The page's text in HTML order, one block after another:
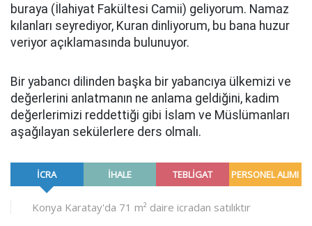
buraya (İlahiyat Fakültesi Camii) geliyorum. Namaz
kılanları seyrediyor, Kuran dinliyorum, bu bana huzur
veriyor açıklamasında bulunuyor.
Bir yabancı dilinden başka bir yabancıya ülkemizi ve
değerlerini anlatmanın ne anlama geldiğini, kadim
değerlerimizi reddettiği gibi İslam ve Müslümanları
aşağılayan sekülerlere ders olmalı.